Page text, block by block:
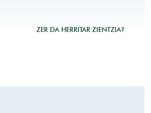
ZER DA HERRITAR ZIENTZIA?